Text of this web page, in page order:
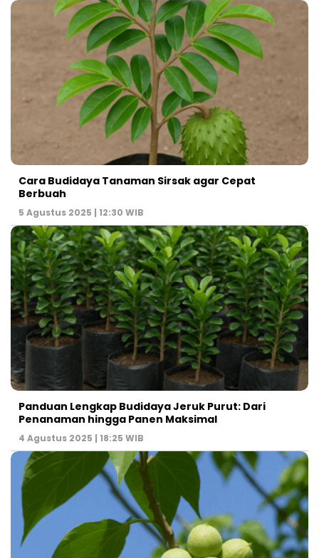
Cara Budidaya Tanaman Sirsak agar Cepat
Berbuah
5 Agustus 2025 | 12:30 WIB
Panduan Lengkap Budidaya Jeruk Purut: Dari
Penanaman hingga Panen Maksimal
4 Agustus 2025 | 18:25 WIB